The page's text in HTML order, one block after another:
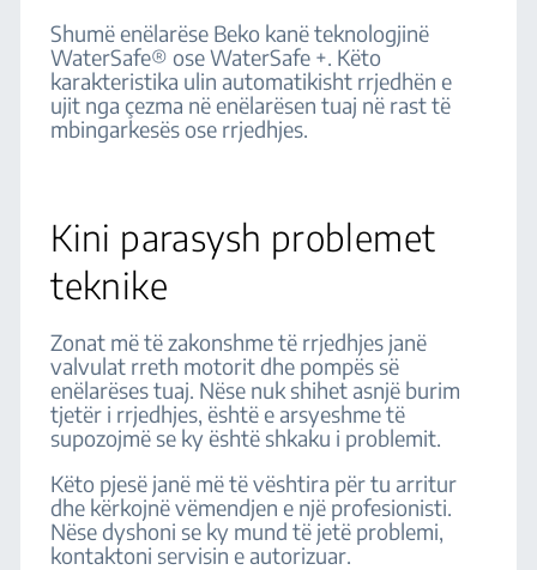
Shumë enëlarëse Beko kanë teknologjinë
WaterSafe® ose WaterSafe +. Këto
karakteristika ulin automatikisht rrjedhën e
ujit nga çezma në enëlarësen tuaj në rast të
mbingarkesës ose rrjedhjes.
Kini parasysh problemet
teknike
Zonat më të zakonshme të rrjedhjes janë
valvulat rreth motorit dhe pompës së
enëlarëses tuaj. Nëse nuk shihet asnjë burim
tjetër i rrjedhjes, është e arsyeshme të
supozojmë se ky është shkaku i problemit.
Këto pjesë janë më të vështira për tu arritur
dhe kërkojnë vëmendjen e një profesionisti.
Nëse dyshoni se ky mund të jetë problemi,
kontaktoni servisin e autorizuar.